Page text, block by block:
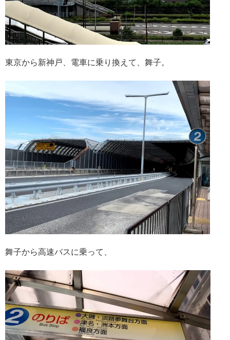
東京から新神戸、電車に乗り換えて、舞子。
舞子から高速バスに乗って、